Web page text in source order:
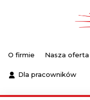
O firmie Nasza oferta
Dla pracowników